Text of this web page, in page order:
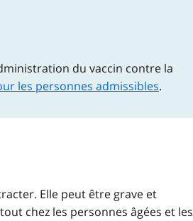
du vaccin contre la
les personnes admissibles.
Elle peut être grave et
chez les personnes âgées et les